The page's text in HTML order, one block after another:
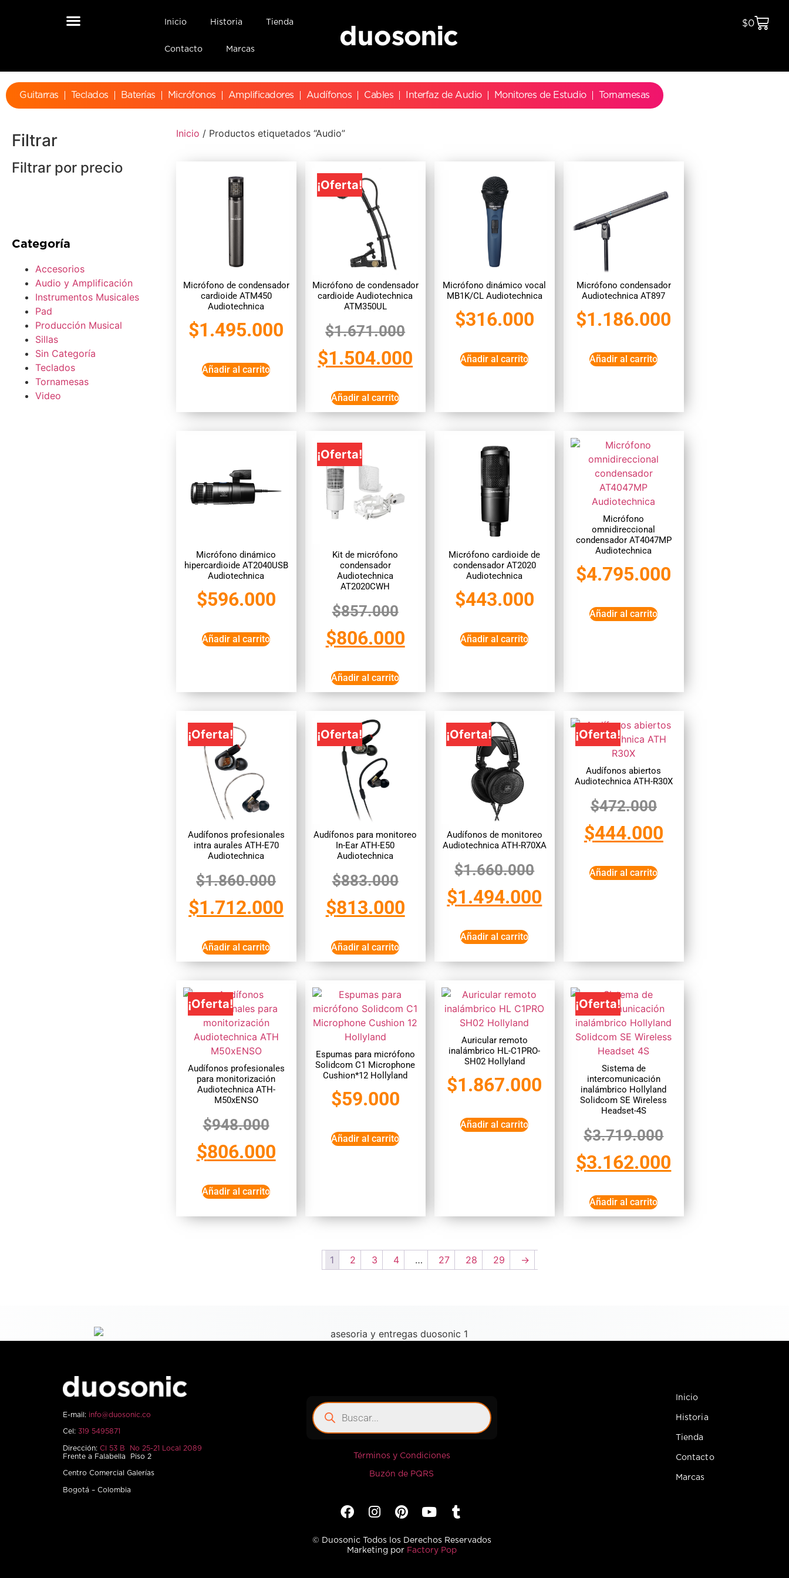
Inicio Historia Tienda
Contacto Marcas
$0
Guitarras Teclados Baterías Micrófonos Amplificadores Audífonos Cables Interfaz de Audio Monitores de Estudio Tornamesas
Filtrar
Filtrar por precio
Categoría
Accesorios
Audio y Amplificación
Instrumentos Musicales
Pad
Producción Musical
Sillas
Sin Categoría
Teclados
Tornamesas
Video
Inicio / Productos etiquetados “Audio”
Micrófono de condensador
cardioide ATM450
Audiotechnica
$1.495.000
Añadir al carrito
¡Oferta!
Micrófono de condensador
cardioide Audiotechnica
ATM350UL
$1.671.000
$1.504.000
Añadir al carrito
Micrófono dinámico vocal
MB1K/CL Audiotechnica
$316.000
Añadir al carrito
Micrófono condensador
Audiotechnica AT897
$1.186.000
Añadir al carrito
Micrófono dinámico
hipercardioide AT2040USB
Audiotechnica
$596.000
Añadir al carrito
¡Oferta!
Kit de micrófono
condensador
Audiotechnica
AT2020CWH
$857.000
$806.000
Añadir al carrito
Micrófono cardioide de
condensador AT2020
Audiotechnica
$443.000
Añadir al carrito
Micrófono
omnidireccional
condensador AT4047MP
Audiotechnica
$4.795.000
Añadir al carrito
¡Oferta!
Audífonos profesionales
intra aurales ATH-E70
Audiotechnica
$1.860.000
$1.712.000
Añadir al carrito
¡Oferta!
Audífonos para monitoreo
In-Ear ATH-E50
Audiotechnica
$883.000
$813.000
Añadir al carrito
¡Oferta!
Audífonos de monitoreo
Audiotechnica ATH-R70XA
$1.660.000
$1.494.000
Añadir al carrito
¡Oferta!
Audífonos abiertos
Audiotechnica ATH-R30X
$472.000
$444.000
Añadir al carrito
¡Oferta!
Audífonos profesionales
para monitorización
Audiotechnica ATH-
M50xENSO
$948.000
$806.000
Añadir al carrito
Espumas para micrófono
Solidcom C1 Microphone
Cushion*12 Hollyland
$59.000
Añadir al carrito
Auricular remoto
inalámbrico HL-C1PRO-
SH02 Hollyland
$1.867.000
Añadir al carrito
¡Oferta!
Sistema de
intercomunicación
inalámbrico Hollyland
Solidcom SE Wireless
Headset-4S
$3.719.000
$3.162.000
Añadir al carrito
1 2 3 4 … 27 28 29 →
E-mail: info@duosonic.co
Cel: 319 5495871
Dirección: Cl 53 B No 25-21 Local 2089
Frente a Falabella Piso 2
Centro Comercial Galerías
Bogotá – Colombia
Términos y Condiciones
Buzón de PQRS
© Duosonic Todos los Derechos Reservados
Marketing por Factory Pop
Inicio
Historia
Tienda
Contacto
Marcas